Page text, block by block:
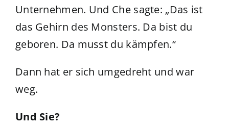
Unternehmen. Und Che sagte: „Das ist
das Gehirn des Monsters. Da bist du
geboren. Da musst du kämpfen.“
Dann hat er sich umgedreht und war
weg.
Und Sie?